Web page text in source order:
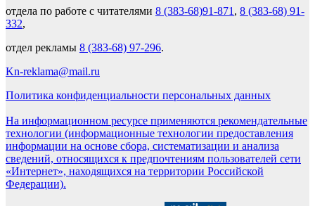
отдела по работе с читателями 8 (383-68)91-871 , 8 (383-68) 91-
332,
отдел рекламы 8 (383-68) 97-296.
Kn-reklama@mail.ru
Политика конфиденциальности персональных данных
На информационном ресурсе применяются рекомендательные
технологии (информационные технологии предоставления
информации на основе сбора, систематизации и анализа
сведений, относящихся к предпочтениям пользователей сети
«Интернет», находящихся на территории Российской
Федерации).